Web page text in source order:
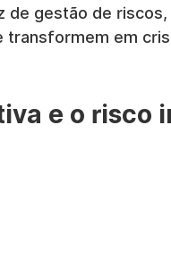
de gestão de
transformem em
e o risco